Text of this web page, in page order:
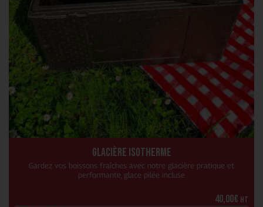
Glacière isotherme
Gardez vos boissons fraîches avec notre glacière pratique et
performante, glace pilée incluse
40,00€ HT